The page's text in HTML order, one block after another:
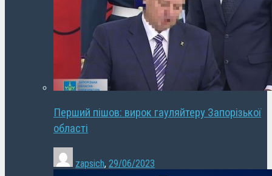
Перший пішов: вирок гауляйтеру Запорізької
області
zapsich, 29/06/2023